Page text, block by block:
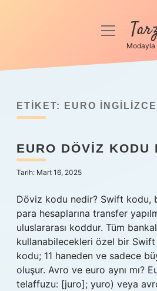
Anasayfa
Yasal Uyarı
Hakkımızda
menüyü
Modayla
ETIKET: EURO
EURO DÖVIZ KODU
Tarih: Mart 16, 2025
Döviz kodu nedir? Swift kodu,
para hesaplarına transfer
uluslararası koddur. Tüm
kullanabilecekleri özel bir Swift
kodu; 11 haneden ve sadece
oluşur. Avro ve euro aynı mı?
telaffuzu: [juro]; yuro) veya